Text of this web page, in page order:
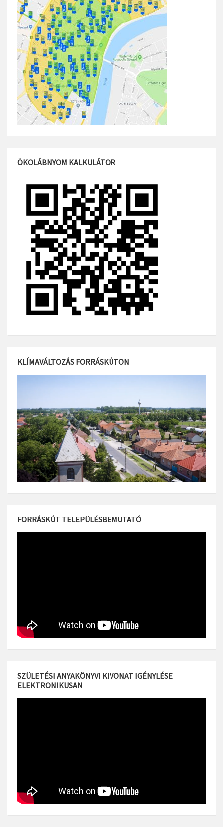
ÖKOLÁBNYOM KALKULÁTOR
KLÍMAVÁLTOZÁS FORRÁSKÚTON
FORRÁSKÚT TELEPÜLÉSBEMUTATÓ
SZÜLETÉSI ANYAKÖNYVI KIVONAT IGÉNYLÉSE
ELEKTRONIKUSAN